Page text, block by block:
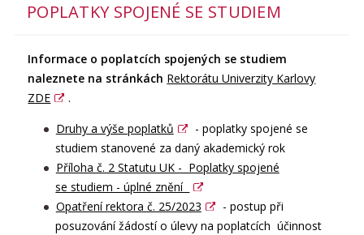
POPLATKY SPOJENÉ SE STUDIEM
Informace o poplatcích spojených se studiem
naleznete na stránkách Rektorátu Univerzity Karlovy
ZDE
.
Druhy a výše poplatků
- poplatky spojené se
studiem stanovené za daný akademický rok
Příloha č. 2 Statutu UK - Poplatky spojené
se studiem - úplné znění
Opatření rektora č. 25/2023
- postup při
posuzování žádostí o úlevy na poplatcích účinnost